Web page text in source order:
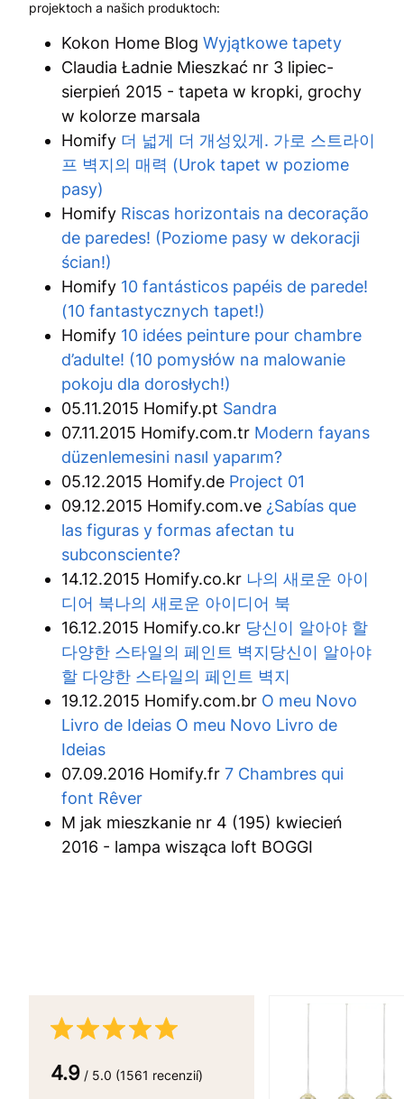
projektoch a našich produktoch:
Kokon Home Blog Wyjątkowe tapety
Claudia Ładnie Mieszkać nr 3 lipiec-
sierpień 2015 - tapeta w kropki, grochy
w kolorze marsala
Homify 더 넓게 더 개성있게. 가로 스트라이
프 벽지의 매력 (Urok tapet w poziome
pasy)
Homify Riscas horizontais na decoração
de paredes! (Poziome pasy w dekoracji
ścian!)
Homify 10 fantásticos papéis de parede!
(10 fantastycznych tapet!)
Homify 10 idées peinture pour chambre
d’adulte! (10 pomysłów na malowanie
pokoju dla dorosłych!)
05.11.2015 Homify.pt Sandra
07.11.2015 Homify.com.tr Modern fayans
düzenlemesini nasıl yaparım?
05.12.2015 Homify.de Project 01
09.12.2015 Homify.com.ve ¿Sabías que
las figuras y formas afectan tu
subconsciente?
14.12.2015 Homify.co.kr 나의 새로운 아이
디어 북나의 새로운 아이디어 북
16.12.2015 Homify.co.kr 당신이 알아야 할
다양한 스타일의 페인트 벽지당신이 알아야
할 다양한 스타일의 페인트 벽지
19.12.2015 Homify.com.br O meu Novo
Livro de Ideias O meu Novo Livro de
Ideias
07.09.2016 Homify.fr 7 Chambres qui
font Rêver
M jak mieszkanie nr 4 (195) kwiecień
2016 - lampa wisząca loft BOGGI
4.9 / 5.0 (1561 recenzií)